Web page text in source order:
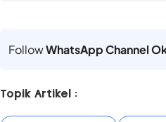
FollowWhatsApp Channel
Topik Artikel :